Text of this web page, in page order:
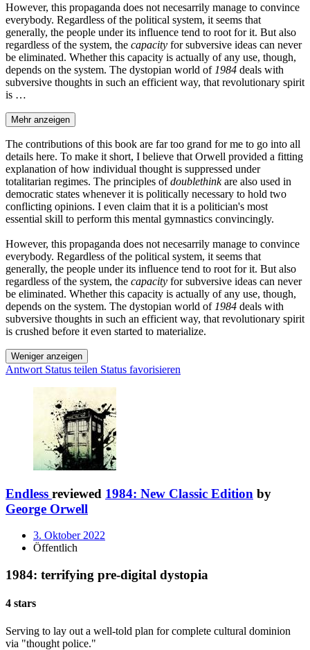
However, this propaganda does not necesarrily manage to convince
everybody. Regardless of the political system, it seems that
generally, the people under its influence tend to root for it. But also
regardless of the system, the capacity for subversive ideas can never
be eliminated. Whether this capacity is actually of any use, though,
depends on the system. The dystopian world of 1984 deals with
subversive thoughts in such an efficient way, that revolutionary spirit
is …
Mehr anzeigen
The contributions of this book are far too grand for me to go into all
details here. To make it short, I believe that Orwell provided a fitting
explanation of how individual thought is suppressed under
totalitarian regimes. The principles ofdoublethinkare also used in
democratic states whenever it is politically necessary to hold two
conflicting opinions. I even claim that it is a politician's most
essential skill to perform this mental gymnastics convincingly.
However, this propaganda does not necesarrily manage to convince
everybody. Regardless of the political system, it seems that
generally, the people under its influence tend to root for it. But also
regardless of the system, the capacity for subversive ideas can never
be eliminated. Whether this capacity is actually of any use, though,
depends on the system. The dystopian world of 1984 deals with
subversive thoughts in such an efficient way, that revolutionary spirit
is crushed before it even started to materialize.
Weniger anzeigen
Antwort Status teilen Status favorisieren
Endless reviewed 1984: New Classic Edition by
George Orwell
3. Oktober 2022
Öffentlich
1984: terrifying pre-digital dystopia
4 stars
Serving to lay out a well-told plan for complete cultural dominion
via "thought police."